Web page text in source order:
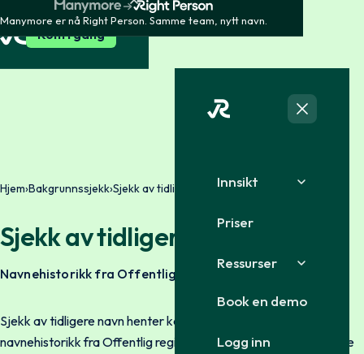
Manymore er nå Right Person. Samme team, nytt navn.
Kom i gang
Innsikt
Priser
Ressurser
Book en demo
Logg inn
Hjem›Bakgrunnssjekk›Sjekk av tidligere navn
Sjekk av tidligere navn
Navnehistorikk fra Offentlig Register
Sjekk av tidligere navn henter kandidatens fullstendige
navnehistorikk fra Offentlig register. Du får en oversikt over alle